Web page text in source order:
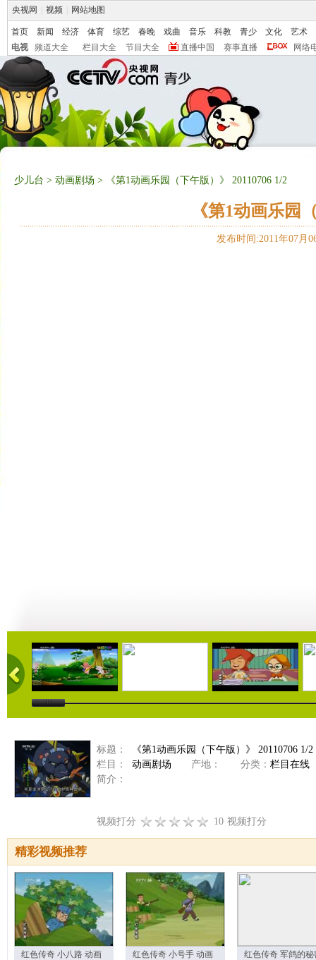
央视网 视频 网站地图
首页 新闻 经济 体育 综艺 春晚 戏曲 音乐 科教 青少 文化
艺术
电视
频道大全 栏目大全 节目大全 直播中国 赛事直播 网络
少儿台 > 动画剧场 > 《第1动画乐园（下午版）》 20110706 1/2
《第1动画乐园
发布时间:2011年07月
10:07 11:44 11:36
标题：
《第1动画乐园（下午版）》 20110706 1/2
栏目：
动画剧场 产地： 分类： 栏目在线
简介：
视频打分 10 视频打分
精彩视频推荐
红色传奇 小八路 动画
红色传奇 小号手 动画
红色传奇 军鸽的秘